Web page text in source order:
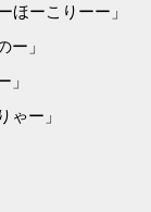
ほーこりーー」
ー」
」
ゃー」